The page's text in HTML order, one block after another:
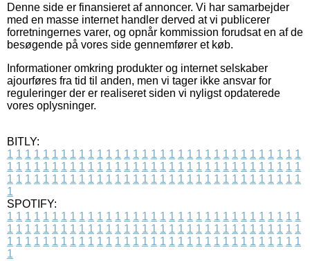
Denne side er finansieret af annoncer. Vi har samarbejder
med en masse internet handler derved at vi publicerer
forretningernes varer, og opnår kommission forudsat en af de
besøgende på vores side gennemfører et køb.
Informationer omkring produkter og internet selskaber
ajourføres fra tid til anden, men vi tager ikke ansvar for
reguleringer der er realiseret siden vi nyligst opdaterede
vores oplysninger.
BITLY:
1 1 1 1 1 1 1 1 1 1 1 1 1 1 1 1 1 1 1 1 1 1 1 1 1 1 1 1 1 1 1 1 1
1 1 1 1 1 1 1 1 1 1 1 1 1 1 1 1 1 1 1 1 1 1 1 1 1 1 1 1 1 1 1 1 1
1 1 1 1 1 1 1 1 1 1 1 1 1 1 1 1 1 1 1 1 1 1 1 1 1 1 1 1 1 1 1 1 1
1
SPOTIFY:
1 1 1 1 1 1 1 1 1 1 1 1 1 1 1 1 1 1 1 1 1 1 1 1 1 1 1 1 1 1 1 1 1
1 1 1 1 1 1 1 1 1 1 1 1 1 1 1 1 1 1 1 1 1 1 1 1 1 1 1 1 1 1 1 1 1
1 1 1 1 1 1 1 1 1 1 1 1 1 1 1 1 1 1 1 1 1 1 1 1 1 1 1 1 1 1 1 1 1
1